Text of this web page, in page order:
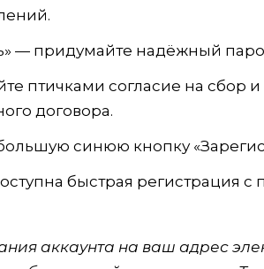
— придумайте надёжный
птичками согласие на сбор
договора.
синюю кнопку
быстрая регистрация
аккаунта на ваш адрес